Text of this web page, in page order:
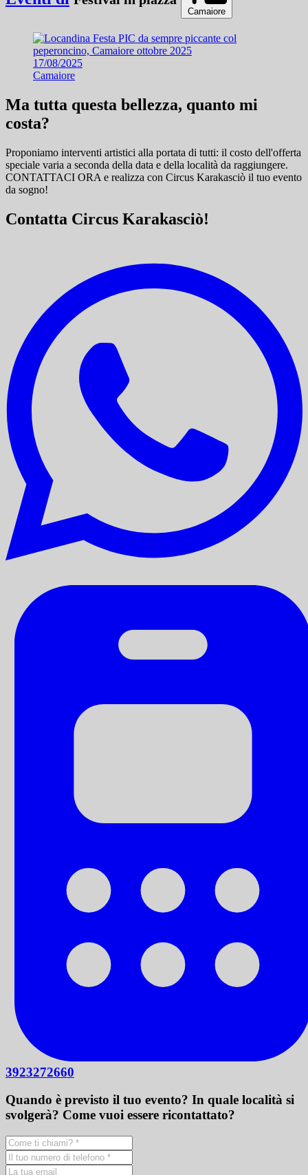
Camaiore
17/08/2025
Camaiore
Ma tutta questa bellezza, quanto mi
costa?
Proponiamo interventi artistici alla portata di tutti: il costo dell'offerta
speciale varia a seconda della data e della località da raggiungere.
CONTATTACI ORA e realizza con Circus Karakasciò il tuo evento
da sogno!
Contatta Circus Karakasciò!
3923272660
Quando è previsto il tuo evento? In quale località si
svolgerà? Come vuoi essere ricontattato?